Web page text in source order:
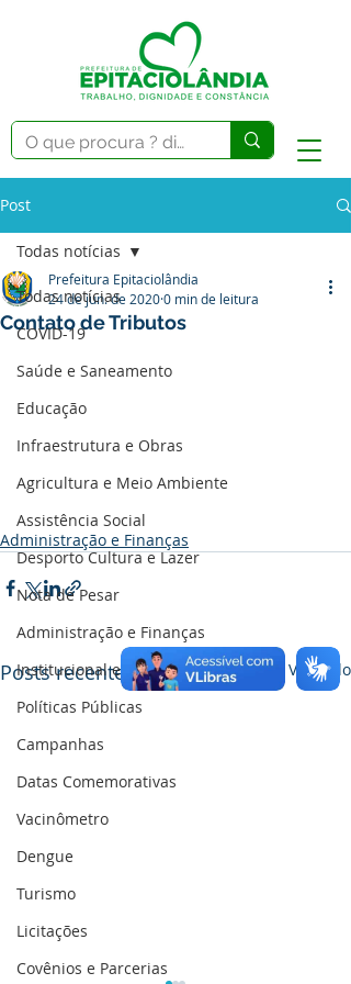
Post
Todas notícias
COVID-19
Saúde e Saneamento
Educação
Infraestrutura e Obras
Agricultura e Meio Ambiente
Assistência Social
Desporto Cultura e Lazer
Nota de Pesar
Administração e Finanças
Institucional e Governo
Políticas Públicas
Campanhas
Datas Comemorativas
Vacinômetro
Dengue
Turismo
Licitações
Covênios e Parcerias
Todas notícias
Contato de Tributos
Prefeitura Epitaciolândia
24 de jun. de 20200 min de leitura
Administração e Finanças
Posts recentes Ver tudo